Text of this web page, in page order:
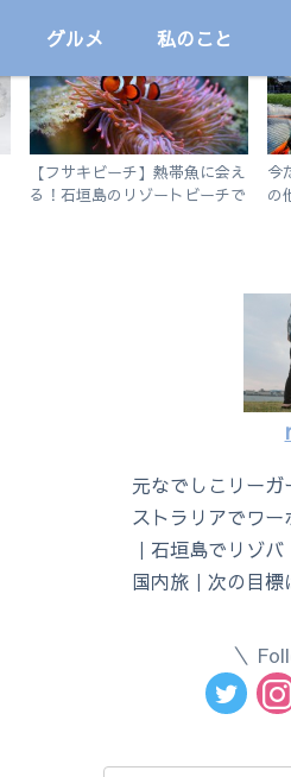
グルメ 私のこと
国内
【フサキビーチ】熱帯魚に会え
る！石垣島のリゾートビーチで
今
の
元なでしこリー
ストラリアでワ
｜石垣島でリゾ
国内旅｜次の目標